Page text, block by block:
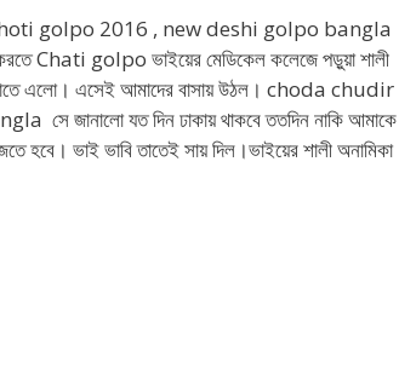
golpo 2016 , new deshi golpo bangla
Chati golpo ভাইয়ের মেডিকেল কলেজে পড়ুয়া শালী
এলো। এসেই আমাদের বাসায় উঠল। choda chudir
সে জানালো যত দিন ঢাকায় থাকবে ততদিন নাকি আমাকে
হবে। ভাই ভাবি তাতেই সায় দিল।ভাইয়ের শালী অনামিকা